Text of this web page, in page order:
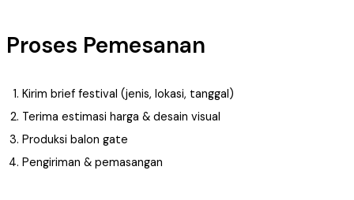
Proses Pemesanan
Kirim brief festival (jenis, lokasi, tanggal)
Terima estimasi harga & desain visual
Produksi balon gate
Pengiriman & pemasangan